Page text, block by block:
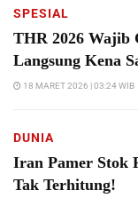
SPESIAL
THR 2026 Wajib
Langsung Kena
18 MARET 2026 | 03:24 WIB
DUNIA
Iran Pamer Stok
Tak Terhitung!